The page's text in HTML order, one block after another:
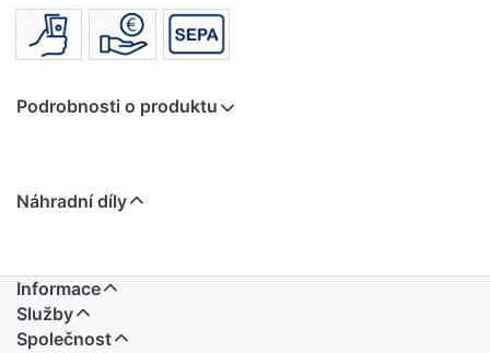
Podrobnosti o produktu
Náhradní díly
Informace
Služby
Společnost